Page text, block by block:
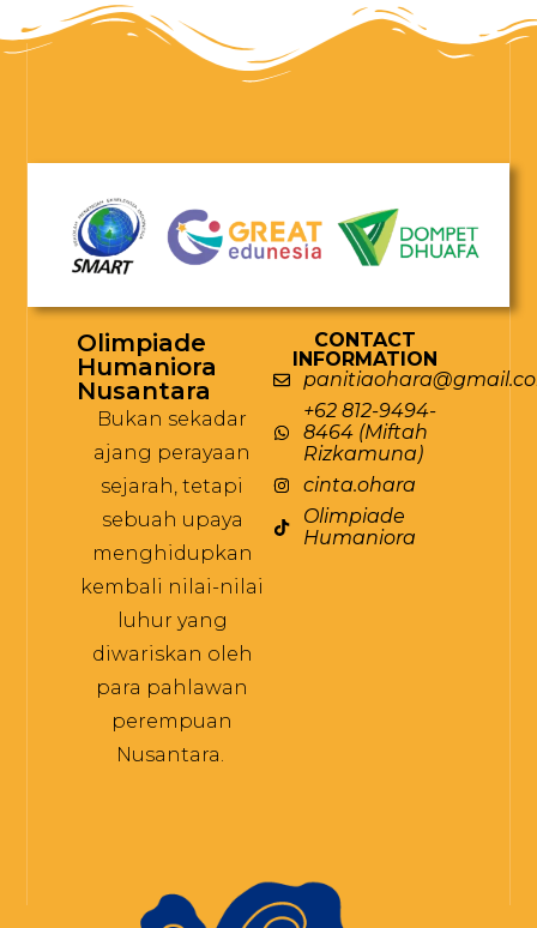
Olimpiade
Humaniora
Nusantara
Bukan sekadar
ajang perayaan
sejarah, tetapi
sebuah upaya
menghidupkan
kembali nilai-nilai
luhur yang
diwariskan oleh
para pahlawan
perempuan
Nusantara.
CONTACT
INFORMATION
+62 812-9494-
8464 (Miftah
Rizkamuna)
cinta.ohara
Olimpiade
Humaniora